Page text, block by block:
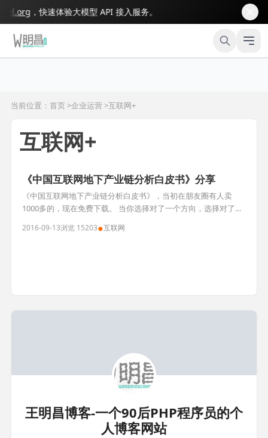
，快速体验大模型 API 接入服务。
当前位置：首页 >企业运营 >互联网+
互联网+
《中国互联网地下产业链分析白皮书》分享
《中国互联网地下产业链分析白皮书》，当初在朋友圈有人卖
1000多的，现在免费下载。 当你选择对了一个方向，选择对了
2016-09-13浏览 15203●互联网
王明昌博客-一个90后PHP程序员的个
人博客网站